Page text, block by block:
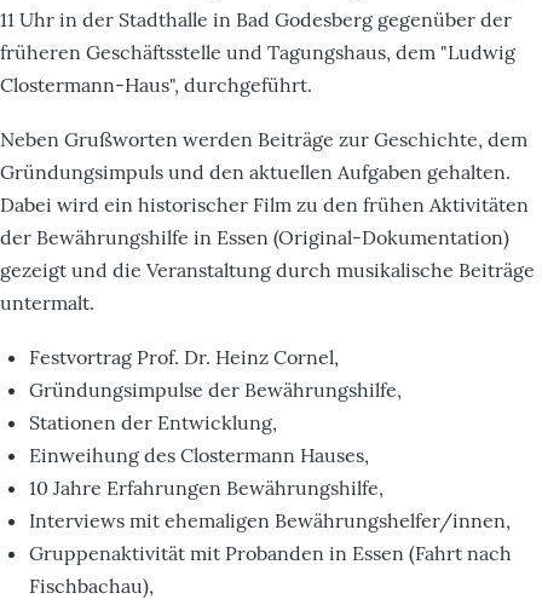
11 Uhr in der Stadthalle in Bad Godesberg gegenüber der
früheren Geschäftsstelle und Tagungshaus, dem "Ludwig
Clostermann-Haus", durchgeführt.
Neben Grußworten werden Beiträge zur Geschichte, dem
Gründungsimpuls und den aktuellen Aufgaben gehalten.
Dabei wird ein historischer Film zu den frühen Aktivitäten
der Bewährungshilfe in Essen (Original-Dokumentation)
gezeigt und die Veranstaltung durch musikalische Beiträge
untermalt.
Festvortrag Prof. Dr. Heinz Cornel,
Gründungsimpulse der Bewährungshilfe,
Stationen der Entwicklung,
Einweihung des Clostermann Hauses,
10 Jahre Erfahrungen Bewährungshilfe,
Interviews mit ehemaligen Bewährungshelfer/innen,
Gruppenaktivität mit Probanden in Essen (Fahrt nach
Fischbachau),